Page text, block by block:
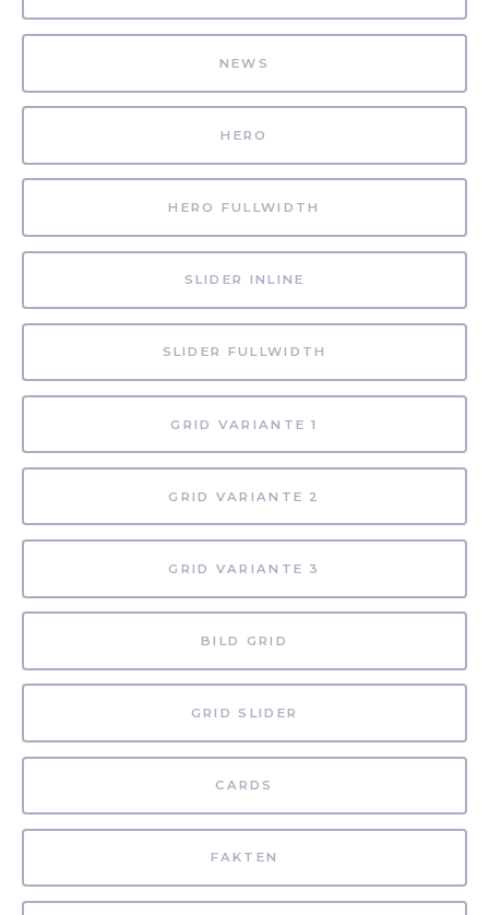
NEWS
HERO
HERO FULLWIDTH
SLIDER INLINE
SLIDER FULLWIDTH
GRID VARIANTE 1
GRID VARIANTE 2
GRID VARIANTE 3
BILD GRID
GRID SLIDER
CARDS
FAKTEN